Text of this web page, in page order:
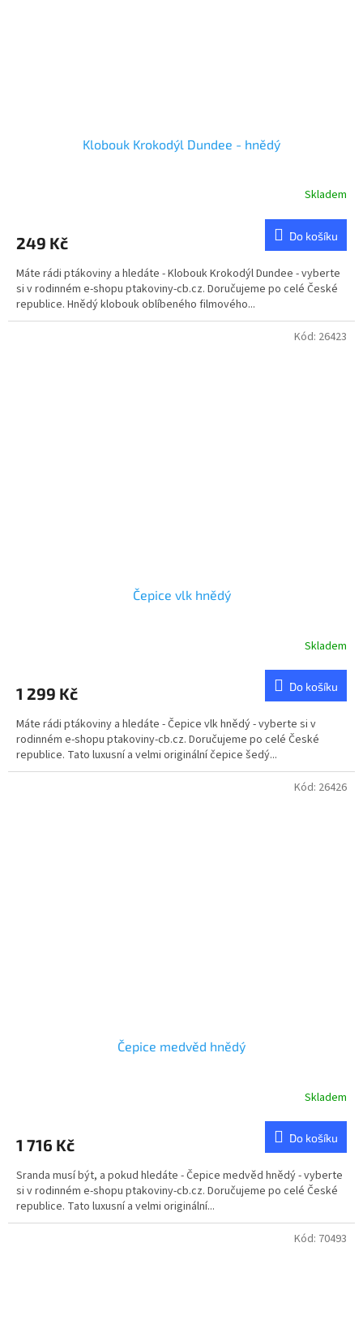
Klobouk Krokodýl Dundee - hnědý
Skladem
249 Kč Do košíku
Máte rádi ptákoviny a hledáte - Klobouk Krokodýl Dundee - vyberte
si v rodinném e-shopu ptakoviny-cb.cz. Doručujeme po celé České
republice. Hnědý klobouk oblíbeného filmového...
Čepice vlk hnědý
Skladem
1 299 Kč Do košíku
Máte rádi ptákoviny a hledáte - Čepice vlk hnědý - vyberte si v
rodinném e-shopu ptakoviny-cb.cz. Doručujeme po celé České
republice. Tato luxusní a velmi originální čepice šedý...
Kód: 26423
Čepice medvěd hnědý
je
z
5
hvězdiček.
Skladem
1 716 Kč Do košíku
Sranda musí být, a pokud hledáte - Čepice medvěd hnědý - vyberte
si v rodinném e-shopu ptakoviny-cb.cz. Doručujeme po celé České
republice. Tato luxusní a velmi originální...
Kód: 26426
Kód: 70493